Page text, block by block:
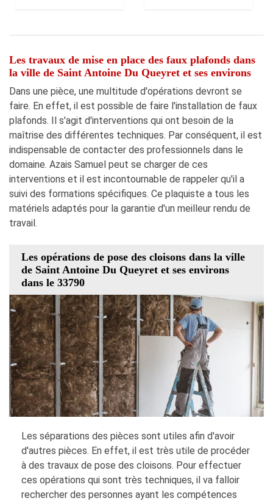
Les travaux de mise en place des faux plafonds dans
la ville de Saint Antoine Du Queyret et ses environs
Dans une pièce, une multitude d'opérations devront se
faire. En effet, il est possible de faire l'installation de faux
plafonds. Il s'agit d'interventions qui ont besoin de la
maîtrise des différentes techniques. Par conséquent, il est
indispensable de contacter des professionnels dans le
domaine. Azais Samuel peut se charger de ces
interventions et il est incontournable de rappeler qu'il a
suivi des formations spécifiques. Ce plaquiste a tous les
matériels adaptés pour la garantie d'un meilleur rendu de
travail.
Les opérations de pose des cloisons dans la ville
de Saint Antoine Du Queyret et ses environs
dans le 33790
Les séparations des pièces sont utiles afin d'avoir
d'autres pièces. En effet, il est très utile de procéder
à des travaux de pose des cloisons. Pour effectuer
ces opérations qui sont très techniques, il va falloir
rechercher des personnes ayant les compétences